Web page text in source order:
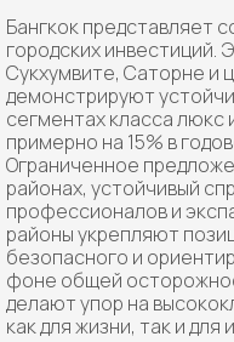
Бангкок представляет
городских инвестиций.
Сукхумвите, Саторне и
демонстрируют
сегментах класса люкс
примерно на 15% в
Ограниченное
районах, устойчивый
профессионалов и
районы укрепляют
безопасного и
фоне общей
делают упор на
как для жизни, так и для